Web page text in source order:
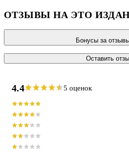
ОТЗЫВЫ НА ЭТО
Бонусы за
Оставить
4.4 5 оценок